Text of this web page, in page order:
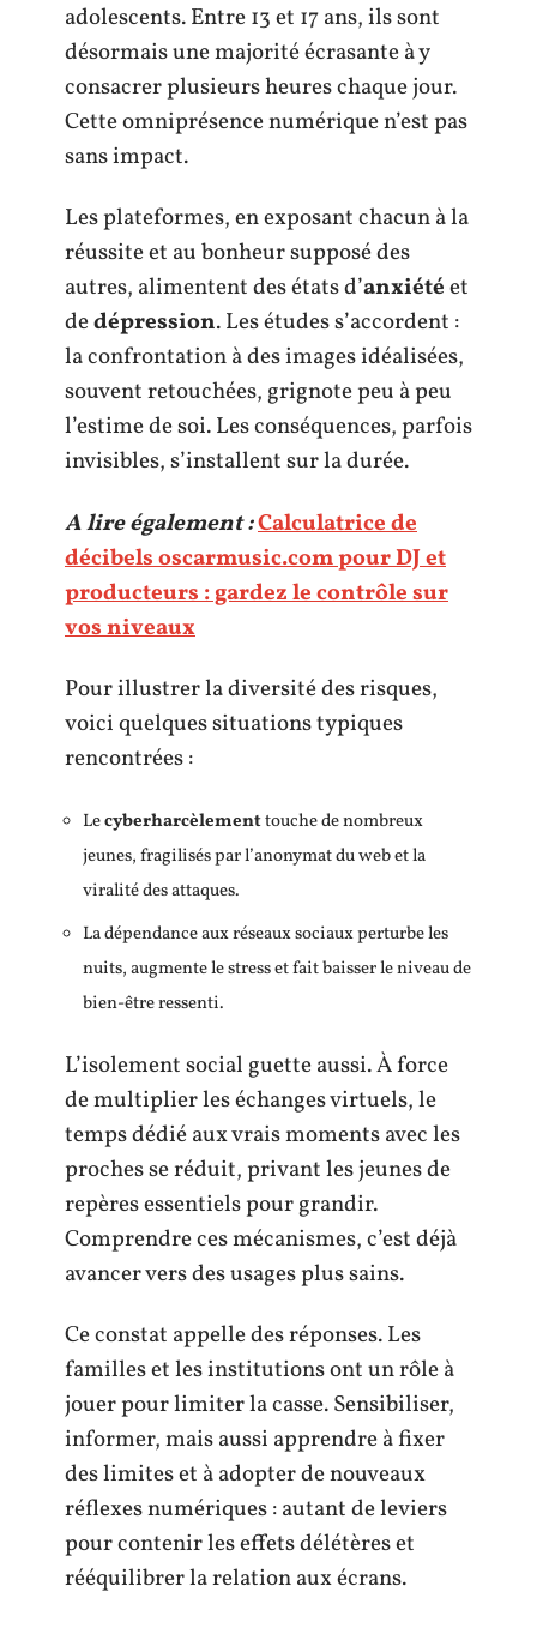
adolescents. Entre 13 et 17 ans, ils sont
désormais une majorité écrasante à y
consacrer plusieurs heures chaque jour.
Cette omniprésence numérique n’est pas
sans impact.
Les plateformes, en exposant chacun à la
réussite et au bonheur supposé des
autres, alimentent des états d’anxiétéet
dedépression. Les études s’accordent :
la confrontation à des images idéalisées,
souvent retouchées, grignote peu à peu
l’estime de soi. Les conséquences, parfois
invisibles, s’installent sur la durée.
A lire également :Calculatrice de
décibels oscarmusic.com pour DJ et
producteurs : gardez le contrôle sur
vos niveaux
Pour illustrer la diversité des risques,
voici quelques situations typiques
rencontrées :
Lecyberharcèlementtouche de nombreux
jeunes, fragilisés par l’anonymat du web et la
viralité des attaques.
La dépendance aux réseaux sociaux perturbe les
nuits, augmente le stress et fait baisser le niveau de
bien-être ressenti.
L’isolement social guette aussi. À force
de multiplier les échanges virtuels, le
temps dédié aux vrais moments avec les
proches se réduit, privant les jeunes de
repères essentiels pour grandir.
Comprendre ces mécanismes, c’est déjà
avancer vers des usages plus sains.
Ce constat appelle des réponses. Les
familles et les institutions ont un rôle à
jouer pour limiter la casse. Sensibiliser,
informer, mais aussi apprendre à fixer
des limites et à adopter de nouveaux
réflexes numériques : autant de leviers
pour contenir les effets délétères et
rééquilibrer la relation aux écrans.